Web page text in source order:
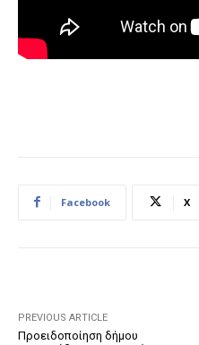
Facebook X
PREVIOUS ARTICLE
Προειδοποίηση δήμου